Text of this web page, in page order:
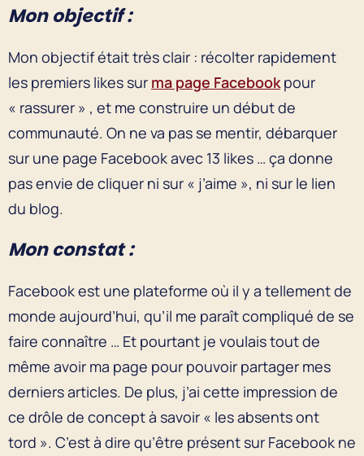
Mon objectif :
Mon objectif était très clair : récolter rapidement
les premiers likes sur ma page Facebook pour
« rassurer » , et me construire un début de
communauté. On ne va pas se mentir, débarquer
sur une page Facebook avec 13 likes … ça donne
pas envie de cliquer ni sur « j’aime », ni sur le lien
du blog.
Mon constat :
Facebook est une plateforme où il y a tellement de
monde aujourd’hui, qu’il me paraît compliqué de se
faire connaître … Et pourtant je voulais tout de
même avoir ma page pour pouvoir partager mes
derniers articles. De plus, j’ai cette impression de
ce drôle de concept à savoir « les absents ont
tord ». C’est à dire qu’être présent sur Facebook ne